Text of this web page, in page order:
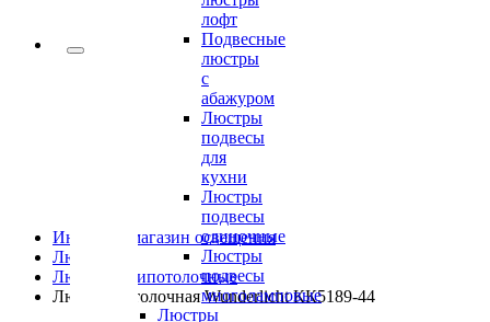
лофт
Подвесные
люстры
с
абажуром
Люстры
подвесы
для
кухни
Люстры
подвесы
одиночные
Люстры
подвесы
многоламповые
Люстры
Интернет-магазин освещения
Люстры
Люстры припотолочные
Люстра потолочная Wunderlicht КК5189-44